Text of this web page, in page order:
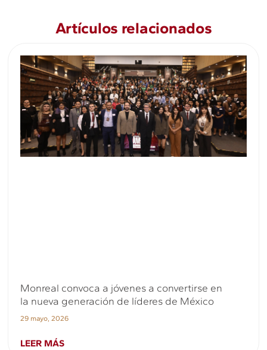
Artículos relacionados
Monreal convoca a jóvenes a convertirse en
la nueva generación de líderes de México
29 mayo, 2026
LEER MÁS